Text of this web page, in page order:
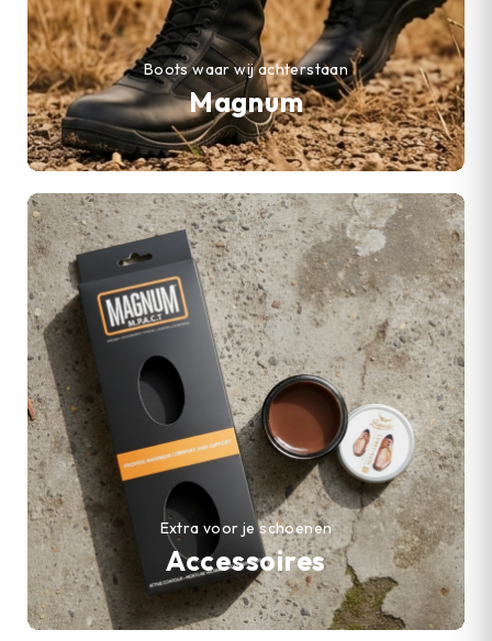
Magnum
Boots waar wij achterstaan
Accessoires
Extra voor je schoenen